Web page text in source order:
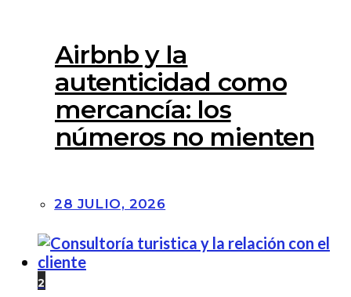
Airbnb y la
autenticidad como
mercancía: los
números no mienten
28 JULIO, 2026
2